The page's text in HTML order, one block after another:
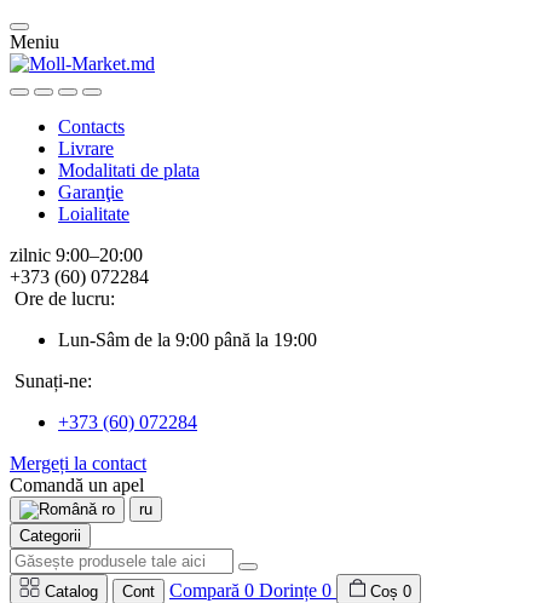
Meniu
Contacts
Livrare
Modalitati de plata
Garanţie
Loialitate
zilnic 9:00–20:00
+373 (60) 072284
Ore de lucru:
Lun-Sâm de la 9:00 până la 19:00
Sunați-ne:
+373 (60) 072284
Mergeți la contact
Comandă un apel
ro
ru
Categorii
Catalog Cont Compară 0 Dorințe 0 Coș 0